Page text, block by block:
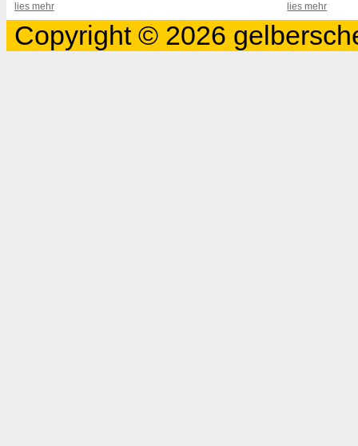
lies mehr lies mehr
Copyright © 2026